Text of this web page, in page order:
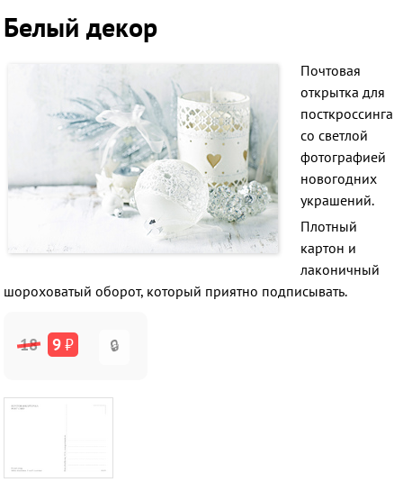
Белый декор
Почтовая
открытка для
посткроссинга
со светлой
фотографией
новогодних
украшений.
Плотный
картон и
лаконичный
шороховатый оборот, который приятно подписывать.
18 9₽ 🔒